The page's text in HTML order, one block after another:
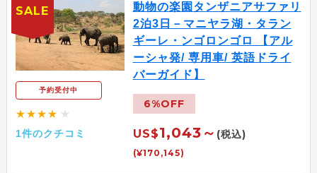
予約受付中
★★★★ ★
1件のクチコミ
動物の楽園タンザニアサファリ
2泊3日－マニヤラ湖・タラン
ギーレ・ンゴロンゴロ 【アル
ーシャ発/ 専用車/ 英語ドライ
バーガイド】
6%OFF
US$1,043～ (税込)
(¥170,145)
SALE